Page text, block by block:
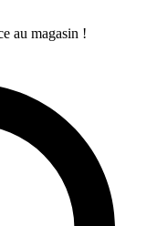
au magasin !